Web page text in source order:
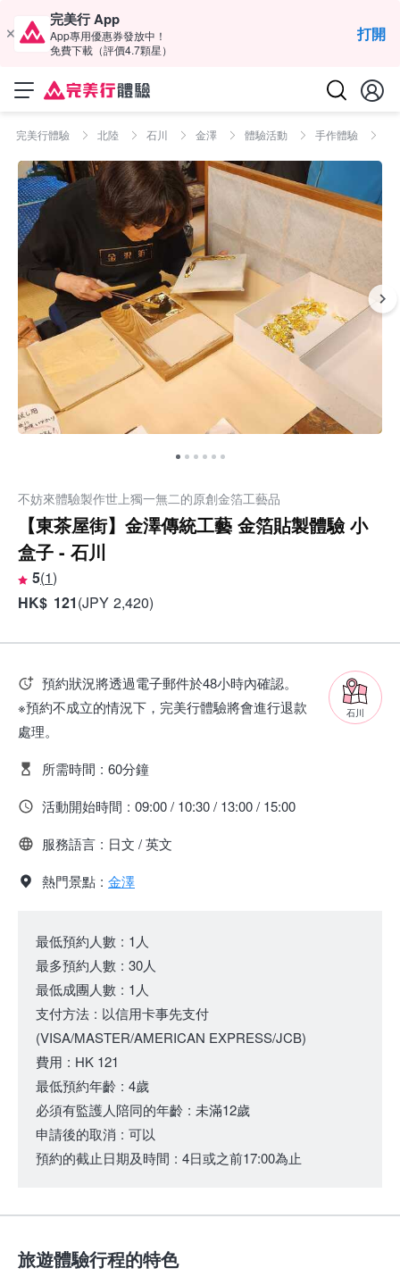
完美行 App
App專用優惠券發放中！
免費下載（評價4.7顆星）
打開
完美行體驗 北陸 石川 金澤 體驗活動 手作體驗
不妨來體驗製作世上獨一無二的原創金箔工藝品
【東茶屋街】金澤傳統工藝 金箔貼製體驗 小
盒子 - 石川
5(1)
HK$ 121(JPY 2,420)
石川
預約狀況將透過電子郵件於48小時內確認。
※預約不成立的情況下，完美行體驗將會進行退款
處理。
所需時間 : 60分鐘
活動開始時間 : 09:00 / 10:30 / 13:00 / 15:00
服務語言 : 日文 / 英文
熱門景點 : 金澤
最低預約人數 : 1人
最多預約人數 : 30人
最低成團人數 : 1人
支付方法 : 以信用卡事先支付
(VISA/MASTER/AMERICAN EXPRESS/JCB)
費用 : HK 121
最低預約年齡 : 4歲
必須有監護人陪同的年齡 : 未滿12歲
申請後的取消 : 可以
預約的截止日期及時間 : 4日或之前17:00為止
旅遊體驗行程的特色